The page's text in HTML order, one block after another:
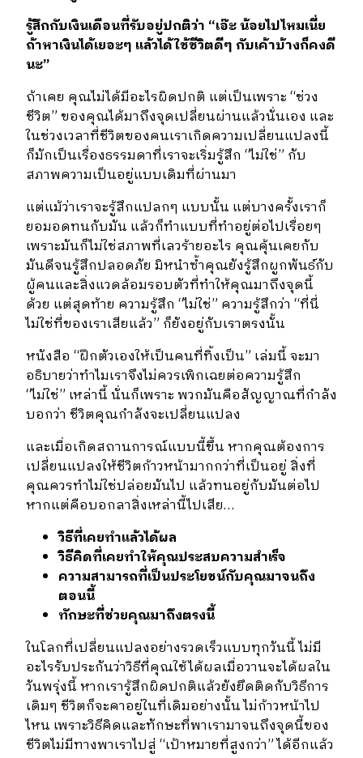
รู้สึกกับเงินเดือนที่รับอยู่ปกติว่า “เอ๊ะน้อยไปไหมเนี่ย
ถ้าหาเงินได้เยอะๆ แล้วได้ใช้ชีวิตดีๆกับเค้าบ้างก็คงดี
นะ”
ถ้าเคย คุณไม่ได้มีอะไรผิดปกติ แต่เป็นเพราะ“ช่วง
ชีวิต”ของคุณได้มาถึงจุดเปลี่ยนผ่านแล้วนั่นเอง และ
ในช่วงเวลาที่ชีวิตของคนเราเกิดความเปลี่ยนแปลงนี้
ก็มักเป็นเรื่องธรรมดาที่เราจะเริ่มรู้สึก “ไม่ใช่” กับ
สภาพความเป็นอยู่แบบเดิมที่ผ่านมา
แต่แม้ว่าเราจะรู้สึกแปลกๆ แบบนั้น แต่บางครั้งเราก็
ยอมอดทนกับมัน แล้วก็ทำแบบที่ทำอยู่ต่อไปเรื่อยๆ
เพราะมันก็ไม่ใช่สภาพที่เลวร้ายอะไร คุณคุ้นเคยกับ
มันดีจนรู้สึกปลอดภัย มิหนำซ้ำคุณยังรู้สึกผูกพันธ์กับ
ผู้คนและสิ่งแวดล้อมรอบตัวที่ทำให้คุณมาถึงจุดนี้
ด้วย แต่สุดท้าย ความรู้สึก “ไม่ใช่” ความรู้สึกว่า “ที่นี่
ไม่ใช่ที่ของเราเสียแล้ว” ก็ยังอยู่กับเราตรงนั้น
หนังสือ “ฝึกตัวเองให้เป็นคนที่ทิ้งเป็น” เล่มนี้ จะมา
อธิบายว่าทำไมเราจึงไม่ควรเพิกเฉยต่อความรู้สึก
“ไม่ใช่” เหล่านี้ นั่นก็เพราะ พวกมันคือสัญญาณที่กำลัง
บอกว่า ชีวิตคุณกำลังจะเปลี่ยนแปลง
และเมื่อเกิดสถานการณ์แบบนี้ขึ้น หากคุณต้องการ
เปลี่ยนแปลงให้ชีวิตก้าวหน้ามากกว่าที่เป็นอยู่ สิ่งที่
คุณควรทำไม่ใช่ปล่อยมันไป แล้วทนอยู่กับมันต่อไป
หากแต่คือบอกลาสิ่งเหล่านี้ไปเสีย…
วิธีที่เคยทำแล้วได้ผล
วิธีคิดที่เคยทำให้คุณประสบความสำเร็จ
ความสามารถที่เป็นประโยชน์กับคุณมาจนถึง
ตอนนี้
ทักษะที่ช่วยคุณมาถึงตรงนี้
ในโลกที่เปลี่ยนแปลงอย่างรวดเร็วแบบทุกวันนี้ ไม่มี
อะไรรับประกันว่าวิธีที่คุณใช้ได้ผลเมื่อวานจะได้ผลใน
วันพรุ่งนี้ หากเรารู้สึกผิดปกติแล้วยังยึดติดกับวิธีการ
เดิมๆ ชีวิตก็จะคาอยู่ในที่เดิมอย่างนั้น ไม่ก้าวหน้าไป
ไหน เพราะวิธีคิดและทักษะที่พาเรามาจนถึงจุดนี้ของ
ชีวิตไม่มีทางพาเราไปสู่ “เป้าหมายที่สูงกว่า”ได้อีกแล้ว